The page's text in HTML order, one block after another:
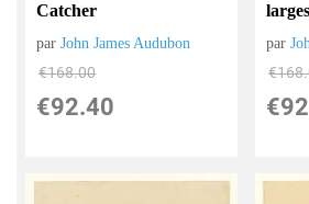
Catcher
parJohn James Audubon
€168.00
€92.40
par
€
€